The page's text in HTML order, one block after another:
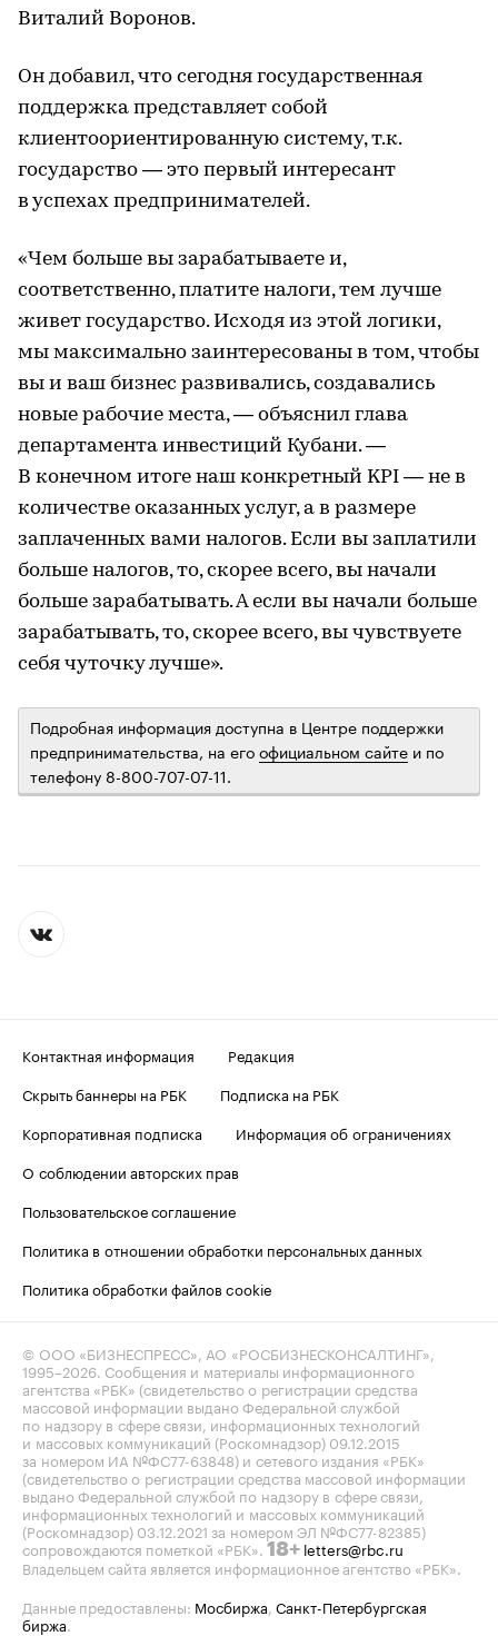
Виталий Воронов.
Он добавил, что сегодня государственная
поддержка представляет собой
клиентоориентированную систему, т.к.
государство — это первый интересант
в успехах предпринимателей.
«Чем больше вы зарабатываете и,
соответственно, платите налоги, тем лучше
живет государство. Исходя из этой логики,
мы максимально заинтересованы в том, чтобы
вы и ваш бизнес развивались, создавались
новые рабочие места, — объяснил глава
департамента инвестиций Кубани. —
В конечном итоге наш конкретный KPI — не в
количестве оказанных услуг, а в размере
заплаченных вами налогов. Если вы заплатили
больше налогов, то, скорее всего, вы начали
больше зарабатывать. А если вы начали больше
зарабатывать, то, скорее всего, вы чувствуете
себя чуточку лучше».
Подробная информация доступна в Центре поддержки
предпринимательства, на егоофициальном сайте и по
телефону 8-800-707-07-11.
Контактная информация
Редакция
Скрыть баннеры на РБК
Подписка на РБК
Корпоративная подписка
Информация об ограничениях
О соблюдении авторских прав
Пользовательское соглашение
Политика в отношении обработки персональных данных
Политика обработки файлов cookie
© ООО «БИЗНЕСПРЕСС», АО «РОСБИЗНЕСКОНСАЛТИНГ»,
1995–2026. Сообщения и материалы информационного
агентства «РБК» (свидетельство о регистрации средства
массовой информации выдано Федеральной службой
по надзору в сфере связи, информационных технологий
и массовых коммуникаций (Роскомнадзор) 09.12.2015
за номером ИА №ФС77-63848) и сетевого издания «РБК»
(свидетельство о регистрации средства массовой информации
выдано Федеральной службой по надзору в сфере связи,
информационных технологий и массовых коммуникаций
(Роскомнадзор) 03.12.2021 за номером ЭЛ №ФС77-82385)
сопровождаются пометкой «РБК». 18+ letters@rbc.ru
Владельцем сайта является информационное агентство «РБК».
Данные предоставлены: Мосбиржа, Санкт-Петербургская
биржа.